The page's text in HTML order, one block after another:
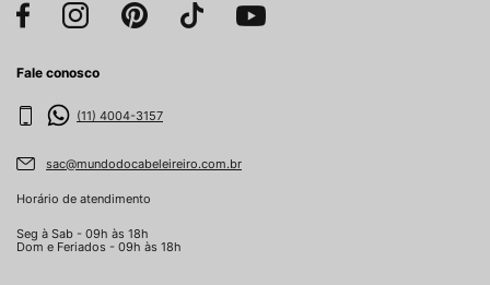
Fale conosco
(11) 4004-3157
sac@mundodocabeleireiro.com.br
Horário de atendimento
Seg à Sab - 09h às 18h
Dom e Feriados - 09h às 18h